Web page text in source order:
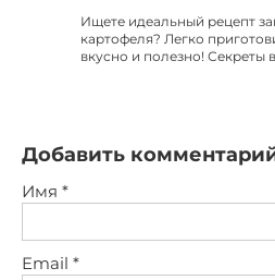
Ищете идеальный рецепт
картофеля? Легко
вкусно и полезно! Секреты
Добавить
Имя *
Email *